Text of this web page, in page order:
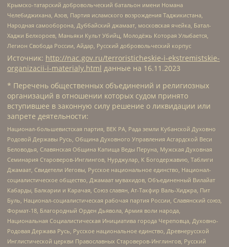
Крымско-татарский добровольческий батальон имени Номана
Челебиджихана, Азов, Партия исламского возрождения Таджикистана,
Народная самооборона, Дуббайский джамаат, московская ячейка, Батал-
Хаджи Белхороев, Маньяки Культ Убийц, Молодёжь Которая Улыбается,
Легион Свобода России, Айдар, Русский добровольческий корпус
Источник: http://nac.gov.ru/terroristicheskie-i-ekstremistskie-
organizacii-i-materialy.html данные на 16.11.2023
* Перечень общественных объединений и религиозных
организаций в отношении которых судом принято
вступившее в законную силу решение о ликвидации или
запрете деятельности:
Национал-большевистская партия, ВЕК РА, Рада земли Кубанской Духовно
Родовой Державы Русь, Община Духовного Управления Асгардской Веси
Беловодья, Славянская Община Капища Веды Перуна, Мужская Духовная
Семинария Староверов-Инглингов, Нурджулар, К Богодержавию, Таблиги
Джамаат, Свидетели Иеговы, Русское национальное единство, Национал-
социалистическое общество, Джамаат мувахидов, Объединенный Вилайат
Кабарды, Балкарии и Карачая, Союз славян, Ат-Такфир Валь-Хиджра, Пит
Буль, Национал-социалистическая рабочая партия России, Славянский союз,
Формат-18, Благородный Орден Дьявола, Армия воли народа,
Национальная Социалистическая Инициатива города Череповца, Духовно-
Родовая Держава Русь, Русское национальное единство, Древнерусской
Инглистической церкви Православных Староверов-Инглингов, Русский